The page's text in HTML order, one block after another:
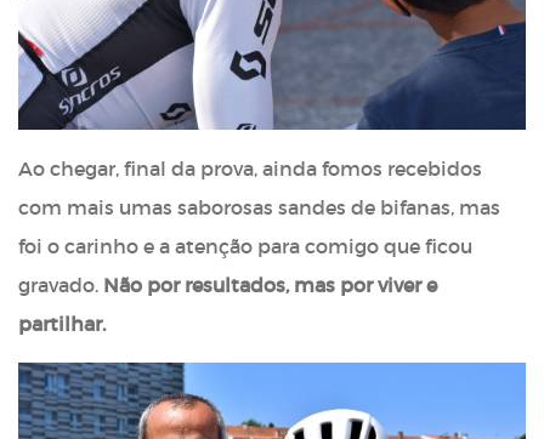
Ao chegar, final da prova, ainda fomos recebidos
com mais umas saborosas sandes de bifanas, mas
foi o carinho e a atenção para comigo que ficou
gravado. Não por resultados, mas por viver e
partilhar.